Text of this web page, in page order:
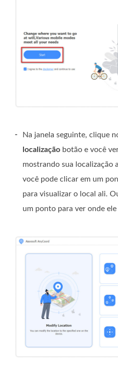
- Na janela seguinte, clique
localização botão e você
mostrando sua localização
você pode clicar em um
para visualizar o local ali.
um ponto para ver onde ele